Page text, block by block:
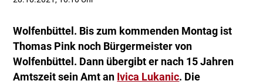
Wolfenbüttel. Bis zum kommenden Montag ist
Thomas Pink noch Bürgermeister von
Wolfenbüttel. Dann übergibt er nach 15 Jahren
Amtszeit sein Amt an Ivica Lukanic. Die